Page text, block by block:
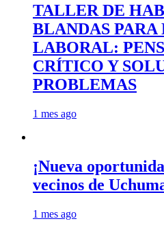
TALLER DE
BLANDAS
LABORAL:
CRÍTICO Y
PROBLEMAS
1 mes ago
¡Nueva
vecinos de
1 mes ago